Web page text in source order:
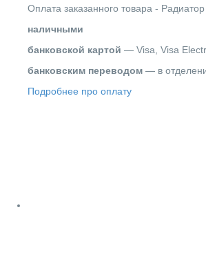
Оплата заказанного товара -
наличными
банковской картой — Visa, Visa
банковским переводом — в
Подробнее про оплату